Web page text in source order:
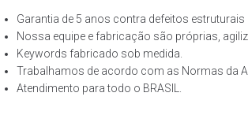
Garantia de 5 anos contra defeitos
Nossa equipe e fabricação são próprias,
Keywords fabricado sob medida.
Trabalhamos de acordo com as Normas da
Atendimento para todo o BRASIL.